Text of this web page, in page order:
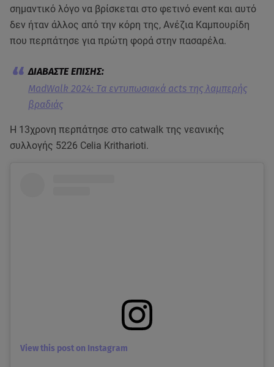
σημαντικό λόγο να βρίσκεται στο φετινό event και αυτό
δεν ήταν άλλος από την κόρη της, Ανέζια Καμπουρίδη
που περπάτησε για πρώτη φορά στην πασαρέλα.
MadWalk 2024: Tα εντυπωσιακά acts της λαμπερής
βραδιάς
Η 13χρονη περπάτησε στο catwalk της νεανικής
συλλογής 5226 Celia Kritharioti.
View this post on Instagram